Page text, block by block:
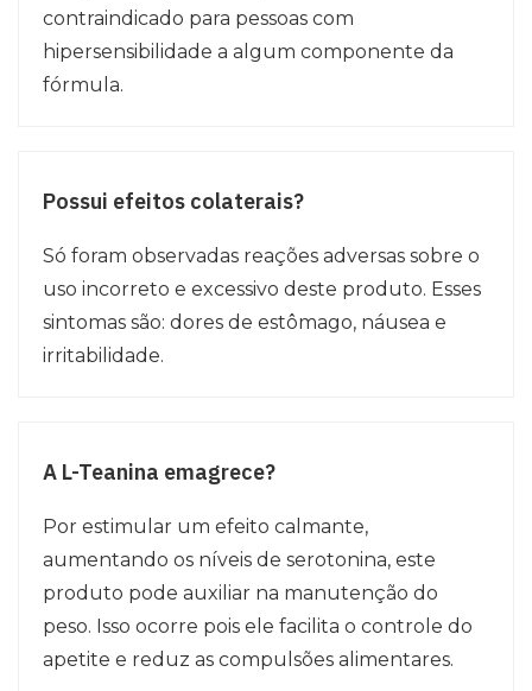
contraindicado para pessoas com
hipersensibilidade a algum componente da
fórmula.
Possui efeitos colaterais?
Só foram observadas reações adversas sobre o
uso incorreto e excessivo deste produto. Esses
sintomas são: dores de estômago, náusea e
irritabilidade.
A L-Teanina emagrece?
Por estimular um efeito calmante,
aumentando os níveis de serotonina, este
produto pode auxiliar na manutenção do
peso. Isso ocorre pois ele facilita o controle do
apetite e reduz as compulsões alimentares.